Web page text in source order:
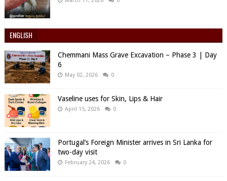
ENGLISH
Chemmani Mass Grave Excavation – Phase 3 | Day
6
May 02, 2026 0
Vaseline uses for Skin, Lips & Hair
April 15, 2026 0
Portugal’s Foreign Minister arrives in Sri Lanka for
two-day visit
February 24, 2026 0